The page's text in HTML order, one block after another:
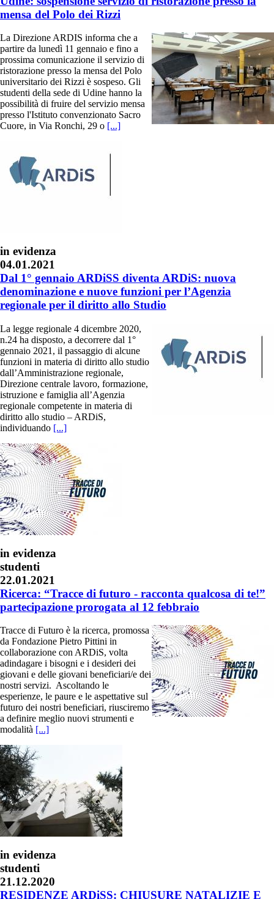
mensa del Polo dei Rizzi
La Direzione ARDIS informa che a
partire da lunedì 11 gennaio e fino a
prossima comunicazione il servizio di
ristorazione presso la mensa del Polo
universitario dei Rizzi è sospeso. Gli
studenti della sede di Udine hanno la
possibilità di fruire del servizio mensa
presso l'Istituto convenzionato Sacro
Cuore, in Via Ronchi, 29 o [...]
in evidenza
04.01.2021
Dal 1° gennaio ARDiSS diventa ARDiS: nuova
denominazione e nuove funzioni per l’Agenzia
regionale per il diritto allo Studio
La legge regionale 4 dicembre 2020,
n.24 ha disposto, a decorrere dal 1°
gennaio 2021, il passaggio di alcune
funzioni in materia di diritto allo studio
dall’Amministrazione regionale,
Direzione centrale lavoro, formazione,
istruzione e famiglia all’Agenzia
regionale competente in materia di
diritto allo studio – ARDiS,
individuando [...]
in evidenza
studenti
22.01.2021
Ricerca: “Tracce di futuro - racconta qualcosa di te!”
partecipazione prorogata al 12 febbraio
Tracce di Futuro è la ricerca, promossa
da Fondazione Pietro Pittini in
collaborazione con ARDiS, volta
adindagare i bisogni e i desideri dei
giovani e delle giovani beneficiari/e dei
nostri servizi. Ascoltando le
esperienze, le paure e le aspettative sul
futuro dei nostri beneficiari, riusciremo
a definire meglio nuovi strumenti e
modalità [...]
in evidenza
studenti
21.12.2020
RESIDENZE ARDiSS: CHIUSURE NATALIZIE E